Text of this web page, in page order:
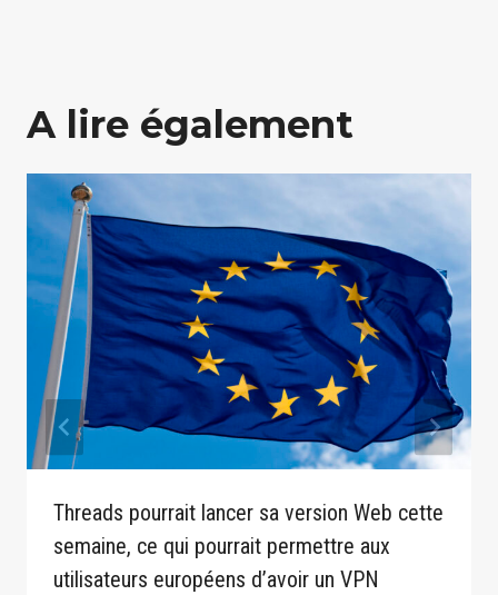
A lire également
Threads pourrait lancer sa version Web cette
semaine, ce qui pourrait permettre aux
utilisateurs européens d’avoir un VPN